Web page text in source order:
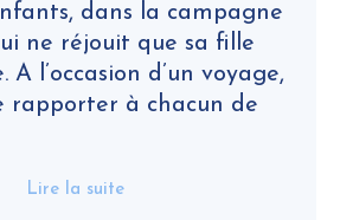
dans la campagne
ne réjouit que sa fille
A l’occasion d’un voyage,
rapporter à chacun de
Lire la suite